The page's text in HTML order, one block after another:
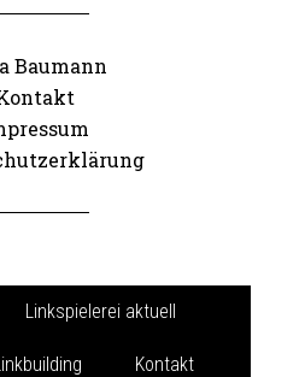
Baumann
Linkspielerei aktuell
Kontakt